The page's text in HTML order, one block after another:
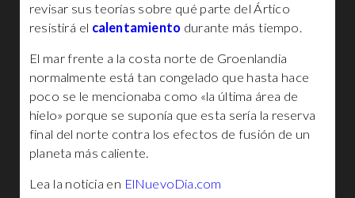
revisar sus teorías sobre qué parte del Ártico
resistirá el calentamiento durante más tiempo.
El mar frente a la costa norte de Groenlandia
normalmente está tan congelado que hasta hace
poco se le mencionaba como «la última área de
hielo» porque se suponía que esta sería la reserva
final del norte contra los efectos de fusión de un
planeta más caliente.
Lea la noticia en ElNuevoDia.com